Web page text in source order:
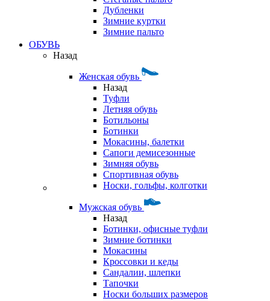
Дубленки
Зимние куртки
Зимние пальто
ОБУВЬ
Назад
Женская обувь
Назад
Туфли
Летняя обувь
Ботильоны
Ботинки
Мокасины, балетки
Сапоги демисезонные
Зимняя обувь
Спортивная обувь
Носки, гольфы, колготки
Мужская обувь
Назад
Ботинки, офисные туфли
Зимние ботинки
Мокасины
Кроссовки и кеды
Сандалии, шлепки
Тапочки
Носки больших размеров